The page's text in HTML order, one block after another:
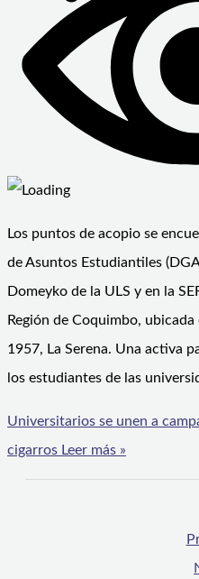
Los puntos de acopio se
de Asuntos Estudiantiles
Domeyko de la ULS y en la
Región de Coquimbo,
1957, La Serena. Una activa
los estudiantes de las
Universitarios se unen a
cigarros Leer más »